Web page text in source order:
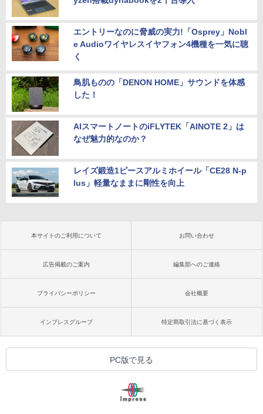
エントリーなのに脅威の実力!「Osprey」Nobl
e Audioワイヤレスイヤフォン4機種を一気に聴
く
鳥肌ものの「DENON HOME」サウンドを体感
した！
AIスマートノートのiFLYTEK「AINOTE 2」は
なぜ魅力的なのか？
レイズ鍛造1ピースアルミホイール「CE28 N-p
lus」軽量なままに剛性を向上
本サイトのご利用について お問い合わせ
広告掲載のご案内 編集部へのご連絡
プライバシーポリシー 会社概要
インプレスグループ 特定商取引法に基づく表示
PC版で見る